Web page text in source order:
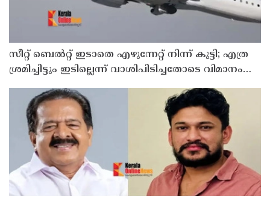
സീറ്റ് ബെല്‍റ്റ് ഇടാതെ എഴുന്നേറ്റ് നിന്ന് കുട്ടി; എത്ര
ശ്രമിച്ചിട്ടും ഇടില്ലെന്ന് വാശിപിടിച്ചതോടെ വിമാനം